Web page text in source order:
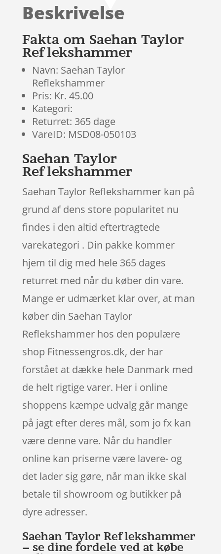
på
ømmels
er
Beskrivelse
Fakta om Saehan Taylor
Reflekshammer
Navn: Saehan Taylor
Reflekshammer
Pris: Kr. 45.00
Kategori:
Returret: 365 dage
VareID: MSD08-050103
Saehan Taylor
Reflekshammer
Saehan Taylor Reflekshammer kan på
grund af dens store popularitet nu
findes i den altid eftertragtede
varekategori . Din pakke kommer
hjem til dig med hele 365 dages
returret med når du køber din vare.
Mange er udmærket klar over, at man
køber din Saehan Taylor
Reflekshammer hos den populære
shop Fitnessengros.dk, der har
forstået at dække hele Danmark med
de helt rigtige varer. Her i online
shoppens kæmpe udvalg går mange
på jagt efter deres mål, som jo fx kan
være denne vare. Når du handler
online kan priserne være lavere- og
det lader sig gøre, når man ikke skal
betale til showroom og butikker på
dyre adresser.
Saehan Taylor Reflekshammer
– se dine fordele ved at købe